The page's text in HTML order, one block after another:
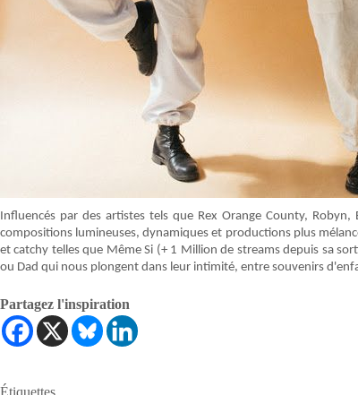
Influencés par des artistes tels que Rex Orange County,
compositions lumineuses, dynamiques et productions plus
et catchy telles que Même Si (+ 1 Million de streams depuis sa
ou Dad qui nous plongent dans leur intimité, entre souvenirs
Partagez l'inspiration